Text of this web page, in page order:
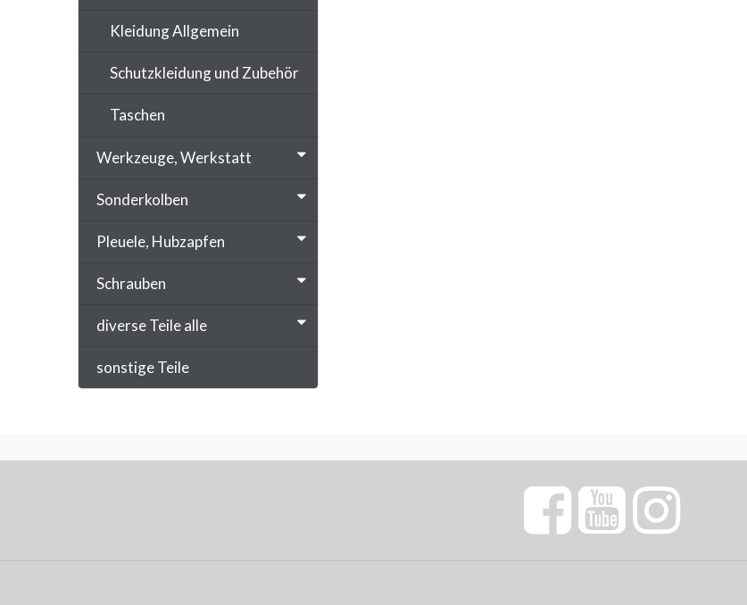
Kleidung Allgemein
Schutzkleidung und Zubehör
Taschen
Werkzeuge, Werkstatt
Sonderkolben
Pleuele, Hubzapfen
Schrauben
diverse Teile alle
sonstige Teile